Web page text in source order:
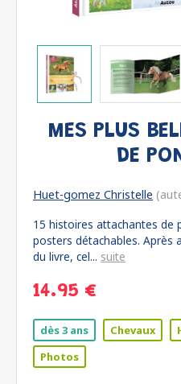
MES PLUS
DE
Huet-gomez Christelle
15 histoires attachantes de
posters détachables. Après
du livre, cel... suite
14.95 €
dès 3 ans Chevaux
Photos